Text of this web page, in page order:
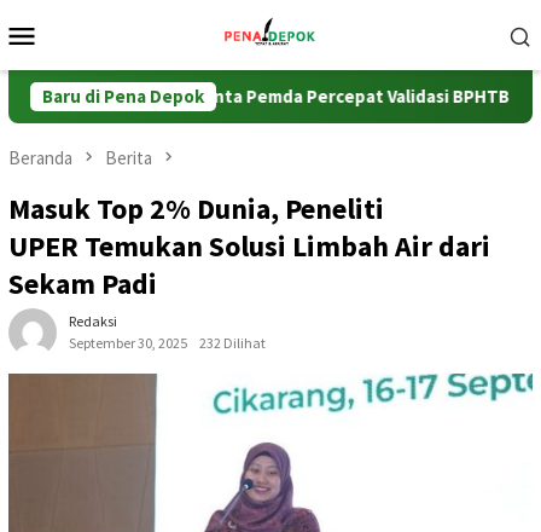
ke
Mobile
Baru di Pena Depok
ATR/BPN Minta Pemda Percepat Validasi BPHTB
Beranda Berita
Masuk Top 2% Dunia, Peneliti
UPER Temukan Solusi Limbah Air dari
Sekam Padi
Redaksi
September 30, 2025
232 Dilihat